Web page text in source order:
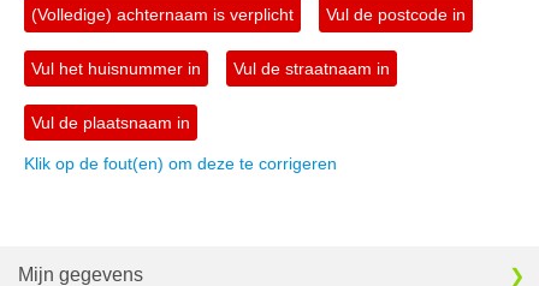
(Volledige) achternaam is verplicht Vul de postcode in
Vul het huisnummer in Vul de straatnaam in
Vul de plaatsnaam in
Klik op de fout(en) om deze te corrigeren
Mijn gegevens